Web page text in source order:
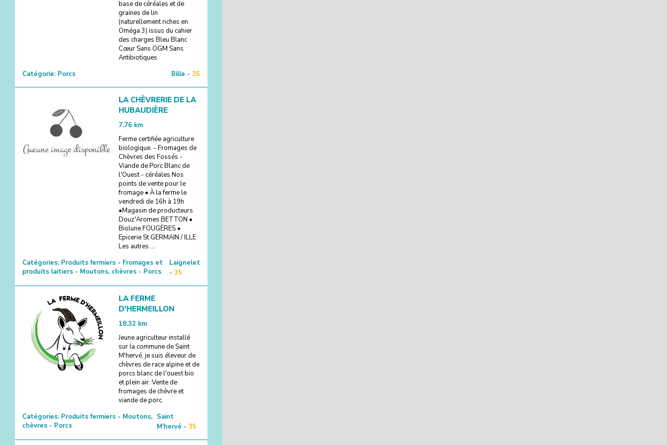
base de céréales et de
graines de lin
(naturellement riches en
Oméga 3) issus du cahier
des charges Bleu Blanc
Cœur Sans OGM Sans
Antibiotiques
Catégorie: Porcs Bille - 35
LA CHÈVRERIE DE LA
HUBAUDIÈRE
7.76 km
Ferme certifiée agriculture
biologique. - Fromages de
Chèvres des Fossés -
Viande de Porc Blanc de
l'Ouest - céréales Nos
points de vente pour le
fromage • À la ferme le
vendredi de 16h à 19h
•Magasin de producteurs
Douz'Aromes BETTON •
Biolune FOUGÈRES •
Epicerie St GERMAIN / ILLE
Les autres ...
Catégories: Produits fermiers - Fromages et
produits laitiers - Moutons, chèvres - Porcs
Laignelet
- 35
LA FERME
D'HERMEILLON
18.32 km
Jeune agriculteur installé
sur la commune de Saint
M'hervé, je suis éleveur de
chèvres de race alpine et de
porcs blanc de l'ouest bio
et plein air. Vente de
fromages de chèvre et
viande de porc.
Catégories: Produits fermiers - Moutons,
chèvres - Porcs
Saint
M'hervé - 35